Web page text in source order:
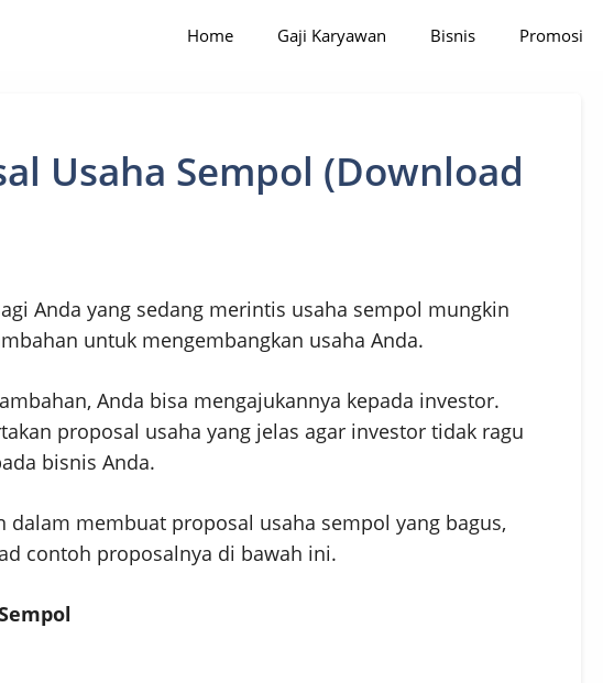
Home Gaji Karyawan Bisnis Promosi
Usaha Sempol (Download
Anda yang sedang merintis usaha sempol mungkin
untuk mengembangkan usaha Anda.
Anda bisa mengajukannya kepada investor.
proposal usaha yang jelas agar investor tidak ragu
bisnis Anda.
dalam membuat proposal usaha sempol yang bagus,
contoh proposalnya di bawah ini.